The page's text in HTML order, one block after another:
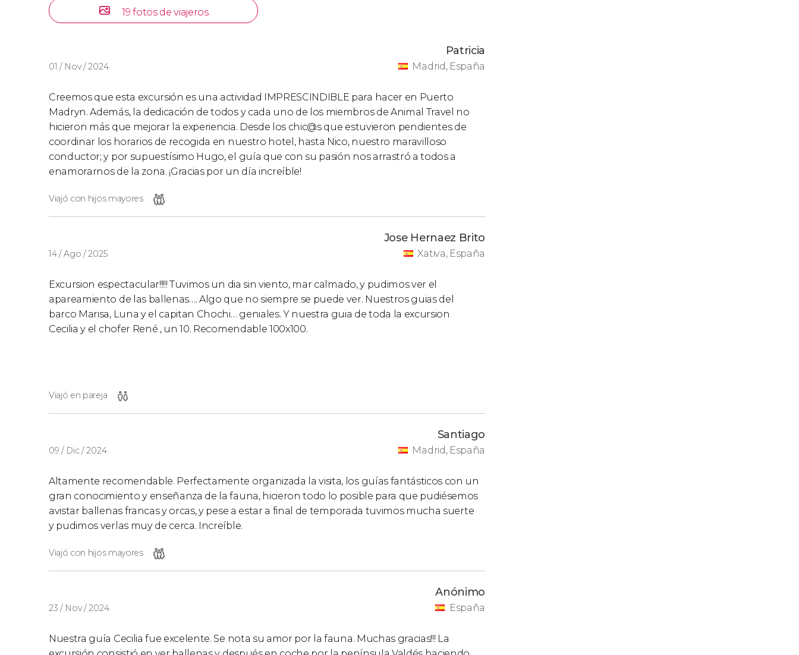
19 fotos de viajeros
01 / Nov / 2024
Patricia
Madrid, España
Creemos que esta excursión es una actividad IMPRESCINDIBLE para hacer en Puerto
Madryn. Además, la dedicación de todos y cada uno de los miembros de Animal Travel no
hicieron más que mejorar la experiencia. Desde los chic@s que estuvieron pendientes de
coordinar los horarios de recogida en nuestro hotel, hasta Nico, nuestro maravilloso
conductor; y por supuestísimo Hugo, el guía que con su pasión nos arrastró a todos a
enamorarnos de la zona. ¡Gracias por un día increíble!
Viajó con hijos mayores
14 / Ago / 2025
Jose Hernaez Brito
Xativa, España
Excursion espectacular!!!!! Tuvimos un dia sin viento, mar calmado, y pudimos ver el
apareamiento de las ballenas…. Algo que no siempre se puede ver. Nuestros guias del
barco Marisa, Luna y el capitan Chochi… geniales. Y nuestra guia de toda la excursion
Cecilia y el chofer René , un 10. Recomendable 100x100.
Viajó en pareja
09 / Dic / 2024
Santiago
Madrid, España
Altamente recomendable. Perfectamente organizada la visita, los guías fantásticos con un
gran conocimiento y enseñanza de la fauna, hicieron todo lo posible para que pudiésemos
avistar ballenas francas y orcas, y pese a estar a final de temporada tuvimos mucha suerte
y pudimos verlas muy de cerca. Increíble.
Viajó con hijos mayores
23 / Nov / 2024
Anónimo
España
Nuestra guía Cecilia fue excelente. Se nota su amor por la fauna. Muchas gracias!!! La